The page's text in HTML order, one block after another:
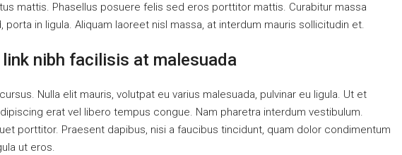
mattis. Phasellus posuere felis sed eros porttitor mattis. Curabitur massa
porta in ligula. Aliquam laoreet nisl massa, at interdum mauris sollicitudin et.
nibh facilisis at malesuada
Nulla elit mauris, volutpat eu varius malesuada, pulvinar eu ligula. Ut et
erat vel libero tempus congue. Nam pharetra interdum vestibulum.
porttitor. Praesent dapibus, nisi a faucibus tincidunt, quam dolor condimentum
ut eros.